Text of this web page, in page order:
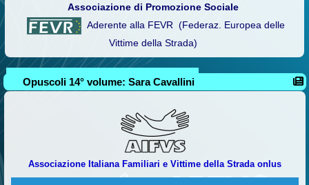
Associazione di Promozione Sociale
Aderente alla FEVR (Federaz. Europea delle
Vittime della Strada)
Opuscoli 14° volume: Sara Cavallini
Associazione Italiana Familiari e Vittime della Strada onlus